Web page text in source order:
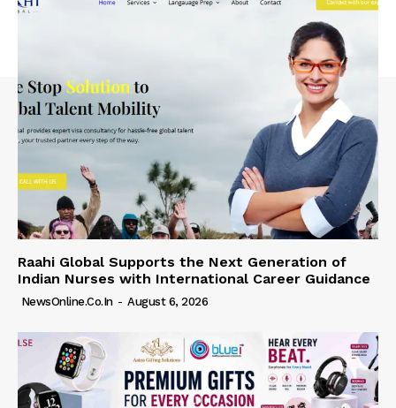
Raahi Global Supports the Next Generation of
Indian Nurses with International Career Guidance
NewsOnline.co.in - August 6, 2026